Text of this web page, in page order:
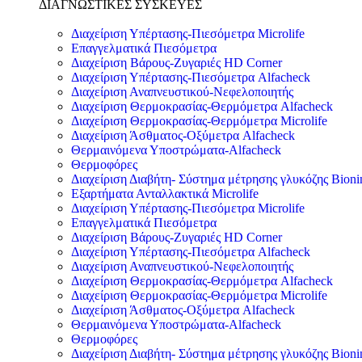
ΔΙΑΓΝΩΣΤΙΚΕΣ ΣΥΣΚΕΥΕΣ
Διαχείριση Υπέρτασης-Πιεσόμετρα Microlife
Επαγγελματικά Πιεσόμετρα
Διαχείριση Βάρους-Ζυγαριές HD Corner
Διαχείριση Υπέρτασης-Πιεσόμετρα Alfacheck
Διαχείριση Αναπνευστικού-Νεφελοποιητής
Διαχείριση Θερμοκρασίας-Θερμόμετρα Alfacheck
Διαχείριση Θερμοκρασίας-Θερμόμετρα Microlife
Διαχείριση Άσθματος-Οξύμετρα Alfacheck
Θερμαινόμενα Υποστρώματα-Alfacheck
Θερμοφόρες
Διαχείριση Διαβήτη- Σύστημα μέτρησης γλυκόζης
Εξαρτήματα Ανταλλακτικά Microlife
Διαχείριση Υπέρτασης-Πιεσόμετρα Microlife
Επαγγελματικά Πιεσόμετρα
Διαχείριση Βάρους-Ζυγαριές HD Corner
Διαχείριση Υπέρτασης-Πιεσόμετρα Alfacheck
Διαχείριση Αναπνευστικού-Νεφελοποιητής
Διαχείριση Θερμοκρασίας-Θερμόμετρα Alfacheck
Διαχείριση Θερμοκρασίας-Θερμόμετρα Microlife
Διαχείριση Άσθματος-Οξύμετρα Alfacheck
Θερμαινόμενα Υποστρώματα-Alfacheck
Θερμοφόρες
Διαχείριση Διαβήτη- Σύστημα μέτρησης γλυκόζης